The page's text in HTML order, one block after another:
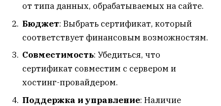
от типа данных, обрабатываемых на сайте.
Бюджет: Выбрать сертификат, который
соответствует финансовым возможностям.
Совместимость: Убедиться, что
сертификат совместим с сервером и
хостинг-провайдером.
Поддержка и управление: Наличие